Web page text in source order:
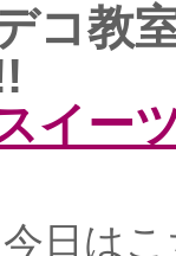
コ教
スイー
日は